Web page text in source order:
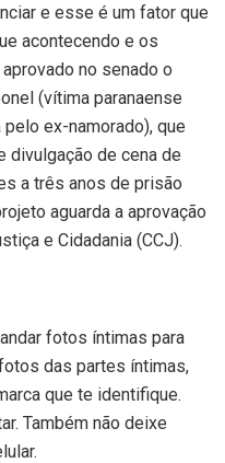
e esse é um fator que
acontecendo e os
no senado o
(vítima paranaense
ex-namorado), que
divulgação de cena de
a três anos de prisão
aguarda a aprovação
e Cidadania (CCJ).
fotos íntimas para
das partes íntimas,
que te identifique.
Também não deixe